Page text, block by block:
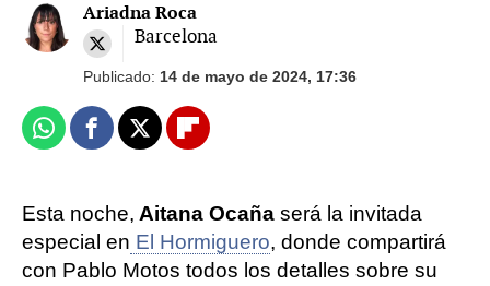
Ariadna Roca
Barcelona
Publicado: 14 de mayo de 2024, 17:36
WhatsappFacebook
X Flipboard
Esta noche, Aitana Ocaña será la invitada
especial en El Hormiguero, donde compartirá
con Pablo Motos todos los detalles sobre su